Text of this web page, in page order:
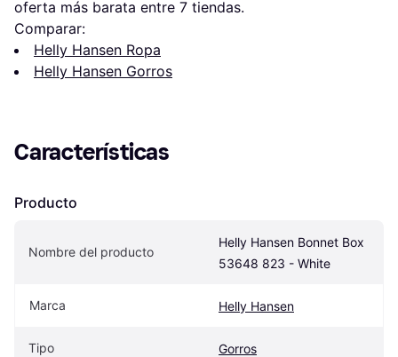
oferta más barata entre 7 tiendas.
Comparar:
Helly Hansen Ropa
Helly Hansen Gorros
Características
Producto
Nombre del producto
Helly Hansen Bonnet Box
53648 823 - White
Marca Helly Hansen
Tipo Gorros